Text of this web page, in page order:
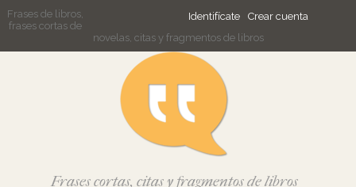
Identifícate Crear cuenta
Frases de libros,
frases cortas de
novelas, citas y fragmentos de libros
Frases cortas, citas y fragmentos de libros